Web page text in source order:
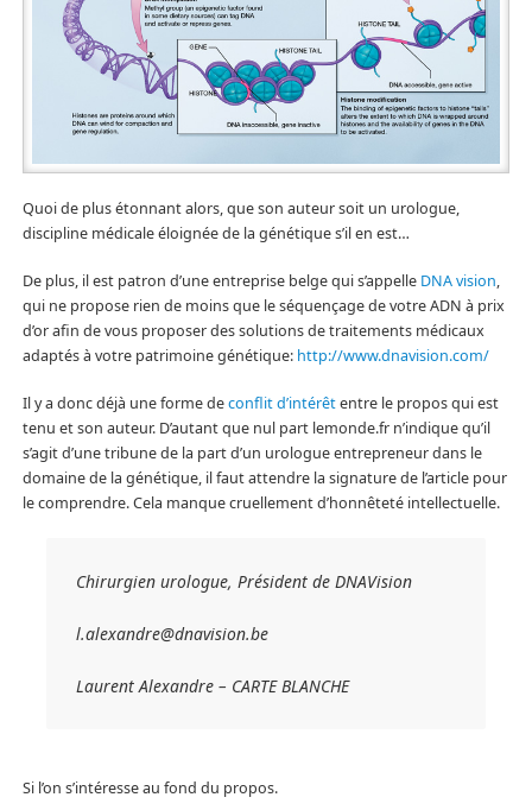
Quoi de plus étonnant alors, que son auteur soit un urologue,
discipline médicale éloignée de la génétique s’il en est…
De plus, il est patron d’une entreprise belge qui s’appelle DNA vision,
qui ne propose rien de moins que le séquençage de votre ADN à prix
d’or afin de vous proposer des solutions de traitements médicaux
adaptés à votre patrimoine génétique: http://www.dnavision.com/
Il y a donc déjà une forme deconflit d’intérêtentre le propos qui est
tenu et son auteur. D’autant que nul part lemonde.fr n’indique qu’il
s’agit d’une tribune de la part d’un urologue entrepreneur dans le
domaine de la génétique, il faut attendre la signature de l’article pour
le comprendre. Cela manque cruellement d’honnêteté intellectuelle.
Chirurgien urologue, Président de DNAVision
l.alexandre@dnavision.be
Laurent Alexandre – CARTE BLANCHE
Si l’on s’intéresse au fond du propos.